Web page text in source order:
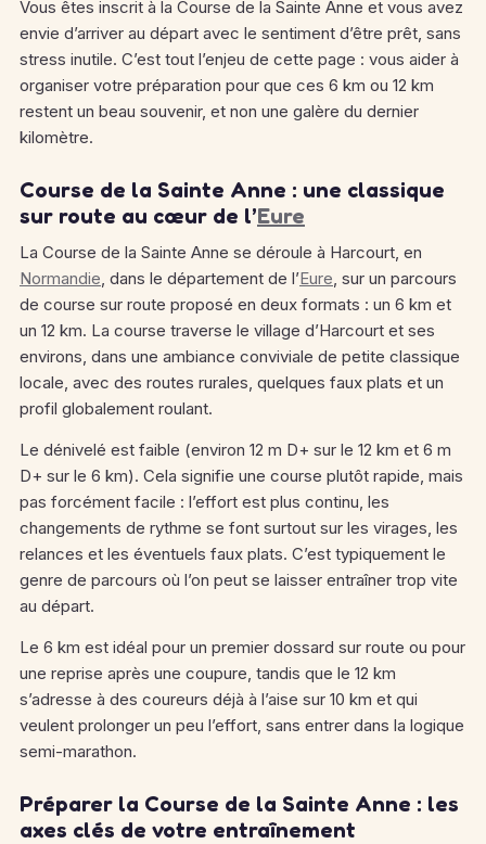
Vous êtes inscrit à la Course de la Sainte Anne et vous avez
envie d’arriver au départ avec le sentiment d’être prêt, sans
stress inutile. C’est tout l’enjeu de cette page : vous aider à
organiser votre préparation pour que ces 6 km ou 12 km
restent un beau souvenir, et non une galère du dernier
kilomètre.
Course de la Sainte Anne : une classique
sur route au cœur de l’Eure
La Course de la Sainte Anne se déroule à Harcourt, en
Normandie, dans le département de l’Eure, sur un parcours
de course sur route proposé en deux formats : un 6 km et
un 12 km. La course traverse le village d’Harcourt et ses
environs, dans une ambiance conviviale de petite classique
locale, avec des routes rurales, quelques faux plats et un
profil globalement roulant.
Le dénivelé est faible (environ 12 m D+ sur le 12 km et 6 m
D+ sur le 6 km). Cela signifie une course plutôt rapide, mais
pas forcément facile : l’effort est plus continu, les
changements de rythme se font surtout sur les virages, les
relances et les éventuels faux plats. C’est typiquement le
genre de parcours où l’on peut se laisser entraîner trop vite
au départ.
Le 6 km est idéal pour un premier dossard sur route ou pour
une reprise après une coupure, tandis que le 12 km
s’adresse à des coureurs déjà à l’aise sur 10 km et qui
veulent prolonger un peu l’effort, sans entrer dans la logique
semi-marathon.
Préparer la Course de la Sainte Anne : les
axes clés de votre entraînement